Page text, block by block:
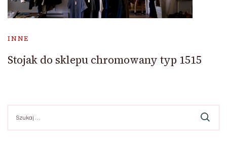
INNE
Stojak do sklepu chromowany typ 1515